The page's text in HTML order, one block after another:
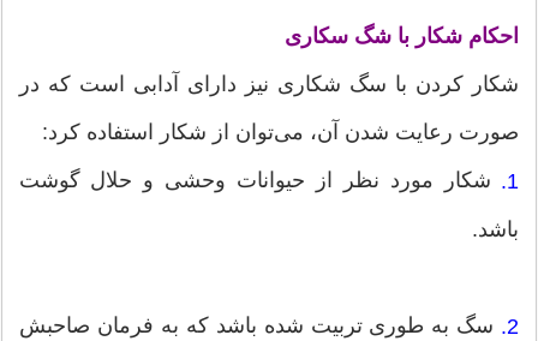
احکام شکار با شگ سکاری
شکار کردن با سگ شکاری نیز دارای آدابی است که در
صورت رعایت شدن آن، می‌توان از شکار استفاده کرد:
1. شکار مورد نظر از حیوانات وحشی و حلال گوشت
باشد.
2. سگ به طوری تربیت شده باشد که به فرمان صاحبش